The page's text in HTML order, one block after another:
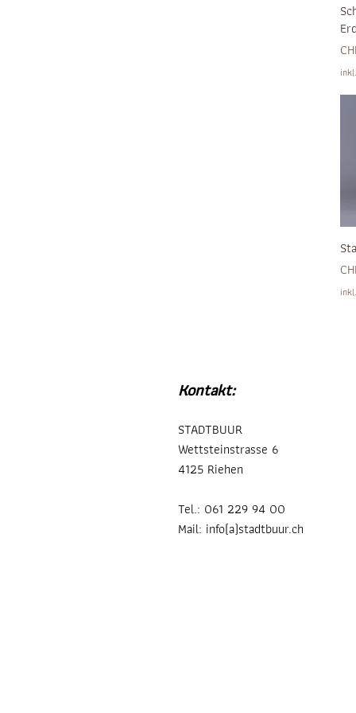
Kontakt:
STADTBUUR
Wettsteinstrasse 6
4125 Riehen
Tel.: 061 229 94 00
Mail: info(a)stadtbuur.ch